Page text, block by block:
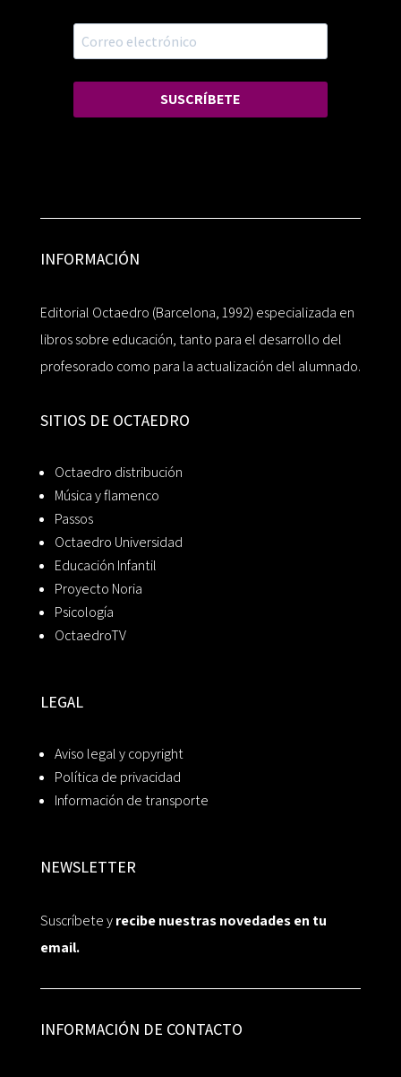
SUSCRÍBETE
INFORMACIÓN
Editorial Octaedro (Barcelona, 1992) especializada en
libros sobre educación, tanto para el desarrollo del
profesorado como para la actualización del alumnado.
SITIOS DE OCTAEDRO
Octaedro distribución
Música y flamenco
Passos
Octaedro Universidad
Educación Infantil
Proyecto Noria
Psicología
OctaedroTV
LEGAL
Aviso legal y copyright
Política de privacidad
Información de transporte
NEWSLETTER
Suscríbete yrecibe nuestras novedades en tu
email.
INFORMACIÓN DE CONTACTO